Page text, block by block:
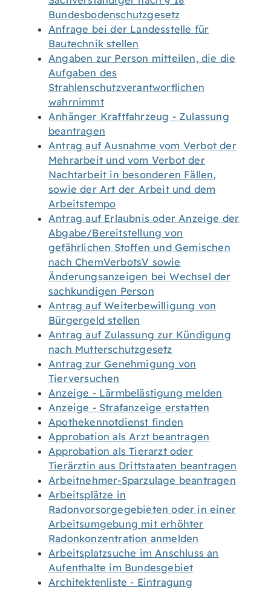
Bundesbodenschutzgesetz
Anfrage bei der Landesstelle für
Bautechnik stellen
Angaben zur Person mitteilen, die die
Aufgaben des
Strahlenschutzverantwortlichen
wahrnimmt
Anhänger Kraftfahrzeug - Zulassung
beantragen
Antrag auf Ausnahme vom Verbot der
Mehrarbeit und vom Verbot der
Nachtarbeit in besonderen Fällen,
sowie der Art der Arbeit und dem
Arbeitstempo
Antrag auf Erlaubnis oder Anzeige der
Abgabe/Bereitstellung von
gefährlichen Stoffen und Gemischen
nach ChemVerbotsV sowie
Änderungsanzeigen bei Wechsel der
sachkundigen Person
Antrag auf Weiterbewilligung von
Bürgergeld stellen
Antrag auf Zulassung zur Kündigung
nach Mutterschutzgesetz
Antrag zur Genehmigung von
Tierversuchen
Anzeige - Lärmbelästigung melden
Anzeige - Strafanzeige erstatten
Apothekennotdienst finden
Approbation als Arzt beantragen
Approbation als Tierarzt oder
Tierärztin aus Drittstaaten beantragen
Arbeitnehmer-Sparzulage beantragen
Arbeitsplätze in
Radonvorsorgegebieten oder in einer
Arbeitsumgebung mit erhöhter
Radonkonzentration anmelden
Arbeitsplatzsuche im Anschluss an
Aufenthalte im Bundesgebiet
Architektenliste - Eintragung